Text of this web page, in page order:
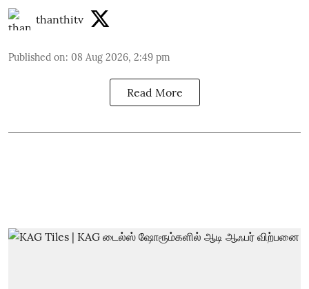
thanthitv
Published on: 08 Aug 2026, 2:49 pm
Read More